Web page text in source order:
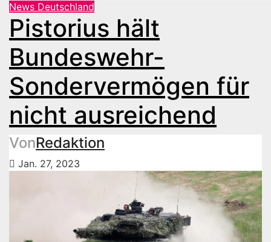
News Deutschland
Pistorius hält
Bundeswehr-
Sondervermögen für
nicht ausreichend
VonRedaktion
Jan. 27, 2023